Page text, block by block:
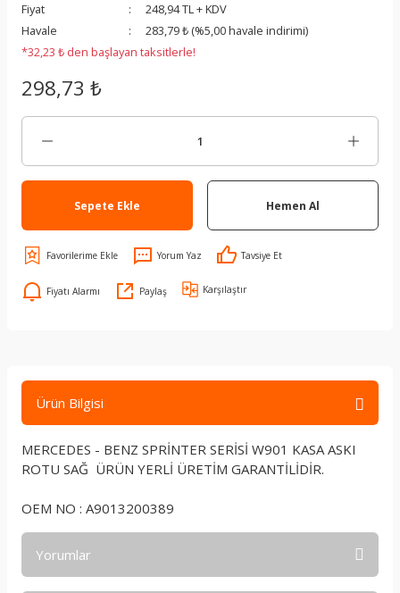
Fiyat
248,94 TL + KDV
Havale
283,79 ₺ (%5,00 havale indirimi)
*32,23 ₺ den başlayan taksitlerle!
298,73 ₺
Sepete Ekle Hemen Al
Yorum Yaz Tavsiye Et
Fiyatı Alarmı Paylaş Karşılaştır
Ürün Bilgisi
MERCEDES - BENZ SPRİNTER SERİSİ W901 KASA ASKI
ROTU SAĞ ÜRÜN YERLİ ÜRETİM GARANTİLİDİR.
OEM NO : A9013200389
Yorumlar